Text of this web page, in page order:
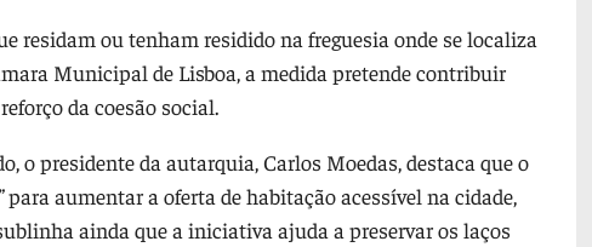
residam ou tenham residido na freguesia onde se localiza
Municipal de Lisboa, a medida pretende contribuir
da coesão social.
o presidente da autarquia, Carlos Moedas, destaca que o
para aumentar a oferta de habitação acessível na cidade,
ainda que a iniciativa ajuda a preservar os laços